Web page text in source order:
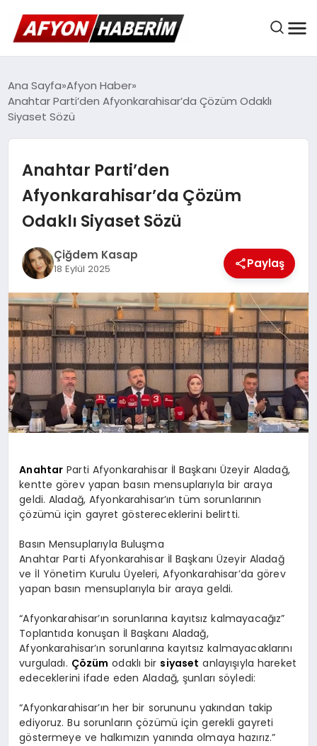
AFYON HABER
GÜNDEM
BELEDIYELER
DÜNYA
SPOR
MAGAZIN
TEKNOLOJI
Ana Sayfa Afyon Haber
Anahtar Parti’den Afyonkarahisar’da Çözüm Odaklı
Siyaset Sözü
Anahtar Parti’den
Afyonkarahisar’da Çözüm
Odaklı Siyaset Sözü
Çiğdem Kasap
18 Eylül 2025 Paylaş
Anahtar Parti Afyonkarahisar İl Başkanı Üzeyir Aladağ,
kentte görev yapan basın mensuplarıyla bir araya
geldi. Aladağ, Afyonkarahisar’ın tüm sorunlarının
çözümü için gayret göstereceklerini belirtti.
Basın Mensuplarıyla Buluşma
Anahtar Parti Afyonkarahisar İl Başkanı Üzeyir Aladağ
ve İl Yönetim Kurulu Üyeleri, Afyonkarahisar’da görev
yapan basın mensuplarıyla bir araya geldi.
“Afyonkarahisar’ın sorunlarına kayıtsız kalmayacağız”
Toplantıda konuşan İl Başkanı Aladağ,
Afyonkarahisar’ın sorunlarına kayıtsız kalmayacaklarını
vurguladı. Çözüm odaklı bir siyaset anlayışıyla hareket
edeceklerini ifade eden Aladağ, şunları söyledi:
“Afyonkarahisar’ın her bir sorununu yakından takip
ediyoruz. Bu sorunların çözümü için gerekli gayreti
göstermeye ve halkımızın yanında olmaya hazırız.”